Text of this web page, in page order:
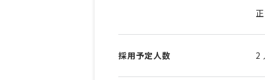
採用予定人数 2